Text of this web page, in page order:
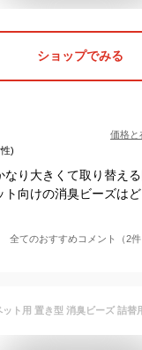
ショップでみる
価格と
)
なり大きくて取り替え
ト向けの消臭ビーズは
全てのおすすめコメント（2件